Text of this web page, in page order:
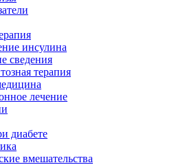
инсулина
сведения
терапия
лечение
диабете
вмешательства